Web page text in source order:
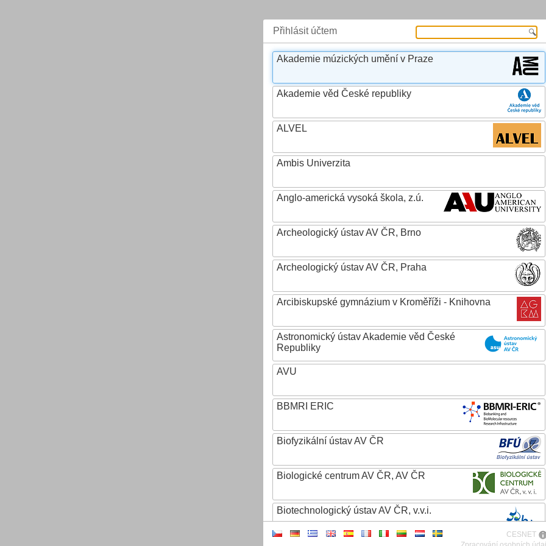
Přihlásit účtem
Akademie múzických umění v Praze
Akademie věd České republiky
ALVEL
Ambis Univerzita
Anglo-americká vysoká škola, z.ú.
Archeologický ústav AV ČR, Brno
Archeologický ústav AV ČR, Praha
Arcibiskupské gymnázium v Kroměříži - Knihovna
Astronomický ústav Akademie věd České
Republiky
AVU
BBMRI ERIC
Biofyzikální ústav AV ČR
Biologické centrum AV ČR, AV ČR
Biotechnologický ústav AV ČR, v.v.i.
CESNET